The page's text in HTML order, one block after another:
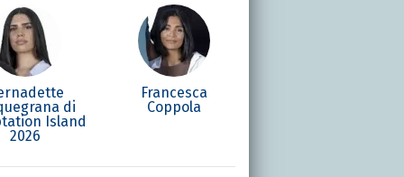
di
Island
2026
Francesca
Coppola